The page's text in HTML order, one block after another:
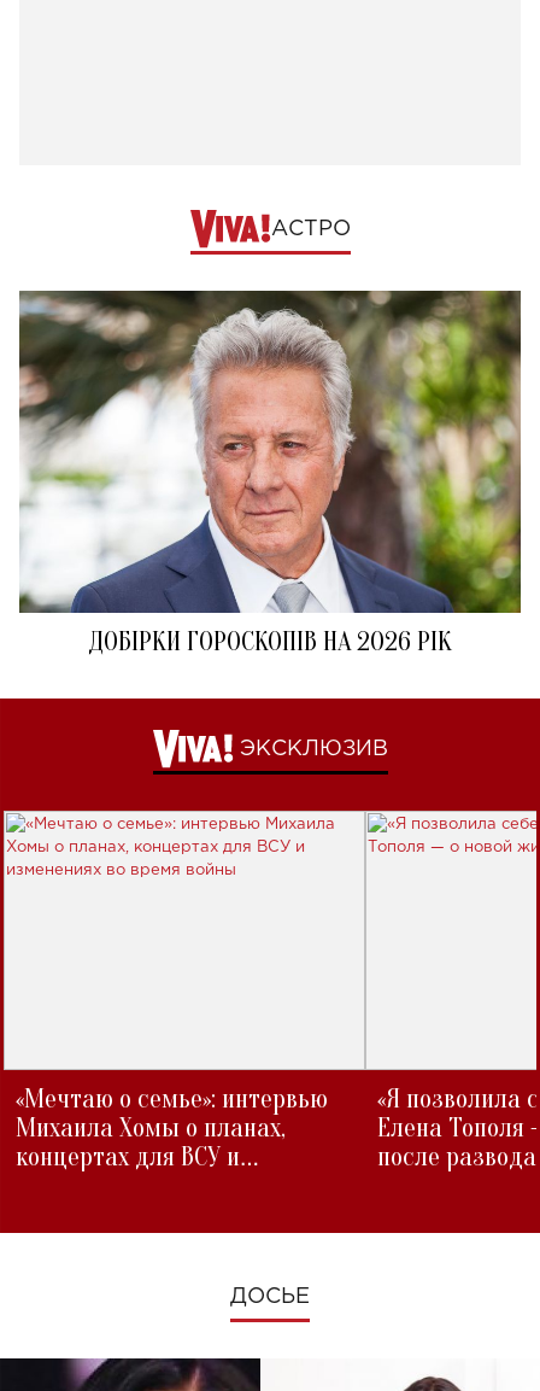
АСТРО
ДОБІРКИ ГОРОСКОПІВ НА 2026 РІК
ЭКСКЛЮЗИВ
«Мечтаю о семье»: интервью
Михаила Хомы о планах,
концертах для ВСУ и
«Я позволила
Елена Тополя
после развода
ДОСЬЕ